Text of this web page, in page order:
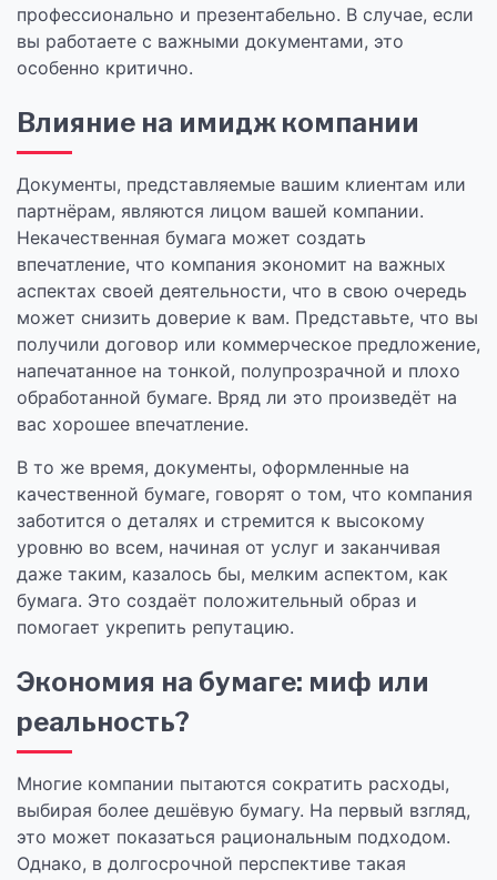
профессионально и презентабельно. В случае, если
вы работаете с важными документами, это
особенно критично.
Влияние на имидж компании
Документы, представляемые вашим клиентам или
партнёрам, являются лицом вашей компании.
Некачественная бумага может создать
впечатление, что компания экономит на важных
аспектах своей деятельности, что в свою очередь
может снизить доверие к вам. Представьте, что вы
получили договор или коммерческое предложение,
напечатанное на тонкой, полупрозрачной и плохо
обработанной бумаге. Вряд ли это произведёт на
вас хорошее впечатление.
В то же время, документы, оформленные на
качественной бумаге, говорят о том, что компания
заботится о деталях и стремится к высокому
уровню во всем, начиная от услуг и заканчивая
даже таким, казалось бы, мелким аспектом, как
бумага. Это создаёт положительный образ и
помогает укрепить репутацию.
Экономия на бумаге: миф или
реальность?
Многие компании пытаются сократить расходы,
выбирая более дешёвую бумагу. На первый взгляд,
это может показаться рациональным подходом.
Однако, в долгосрочной перспективе такая